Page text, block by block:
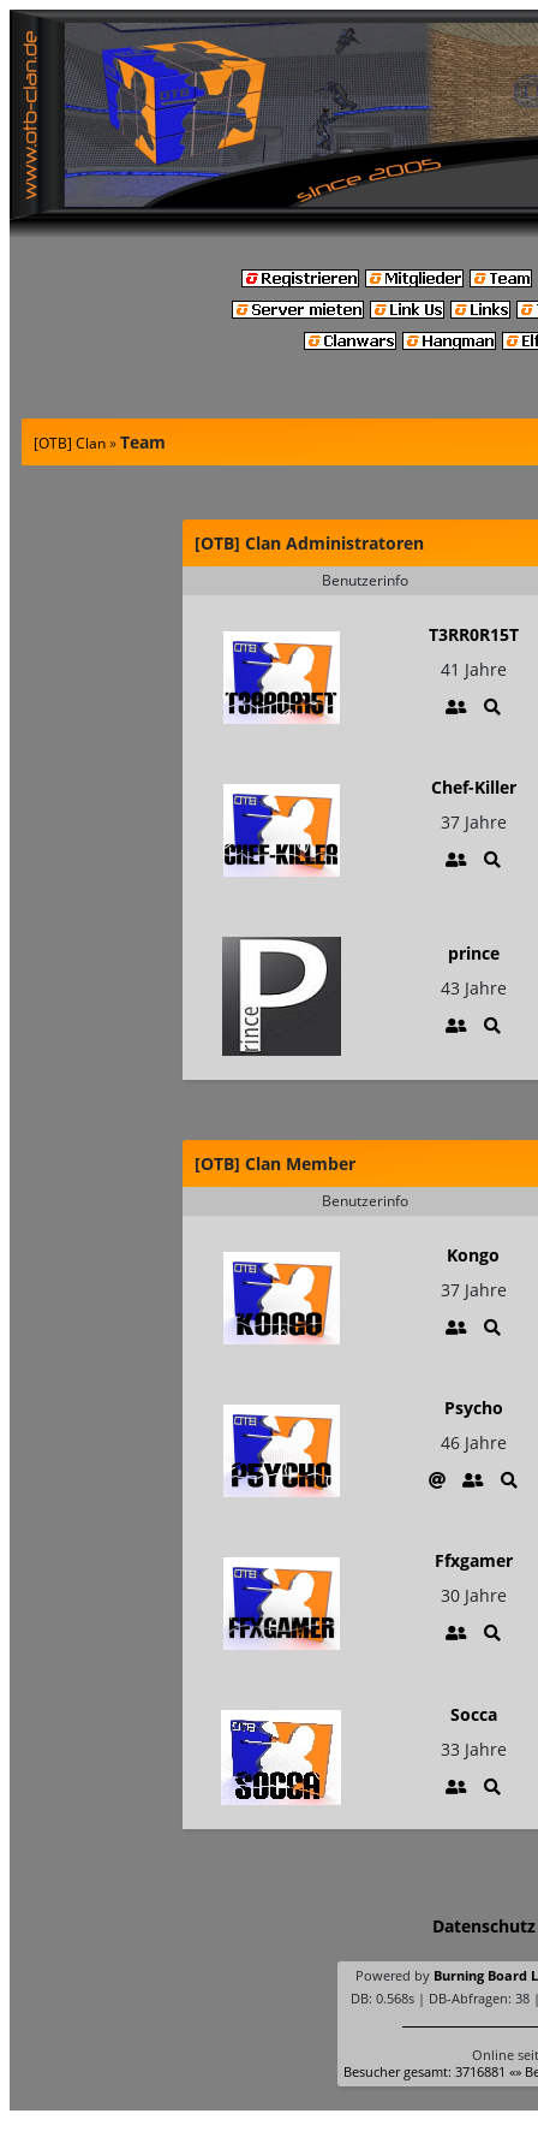
[OTB] Clan»Team
[OTB] Clan Administratoren
Benutzerinfo
T3RR0R15T
41 Jahre
Chef-Killer
37 Jahre
prince
43 Jahre
[OTB] Clan Member
Benutzerinfo
Kongo
37 Jahre
Psycho
46 Jahre
Ffxgamer
30 Jahre
Socca
33 Jahre
Datenschutz
Powered by Burning Board
DB: 0.568s | DB-Abfragen: 38
Online
Besucher gesamt: 3716881 «»